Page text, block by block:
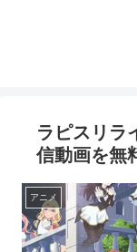
ラピスリラ
信動画を無
アニメ